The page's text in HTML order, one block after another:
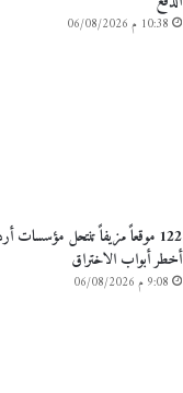
10:38 م 06/08/2026
122 موقعاً مزيفاً تنتحل
أخطر أبواب الاختراق
9:08 م 06/08/2026